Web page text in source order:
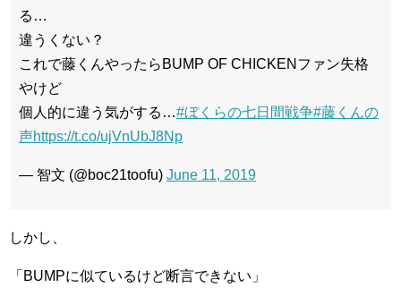
る…
違うくない？
これで藤くんやったらBUMP OF CHICKENファン失格
やけど
個人的に違う気がする…#ぼくらの七日間戦争#藤くんの
声https://t.co/ujVnUbJ8Np
— 智文 (@boc21toofu) June 11, 2019
しかし、
「BUMPに似ているけど断言できない」